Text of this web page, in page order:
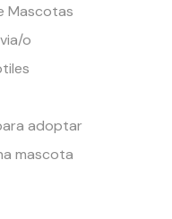
Mascotas
o
adoptar
mascota